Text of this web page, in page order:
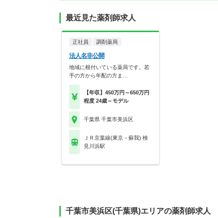
最近見た薬剤師求人
正社員 調剤薬局
法人名非公開
地域に根付いている薬局です。若
手の方から年配の方ま…
【年収】450万円～650万円
程度 24歳～モデル
千葉県 千葉市美浜区
ＪＲ京葉線(東京－蘇我) 検
見川浜駅
千葉市美浜区(千葉県)エリアの薬剤師求人